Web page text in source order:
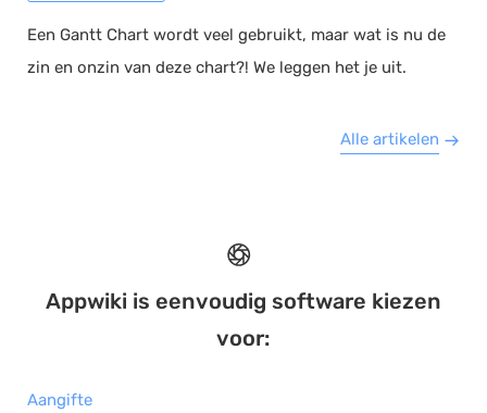
Een Gantt Chart wordt veel gebruikt, maar wat is nu de
zin en onzin van deze chart?! We leggen het je uit.
Alle artikelen
Appwiki is eenvoudig software kiezen
voor:
Aangifte